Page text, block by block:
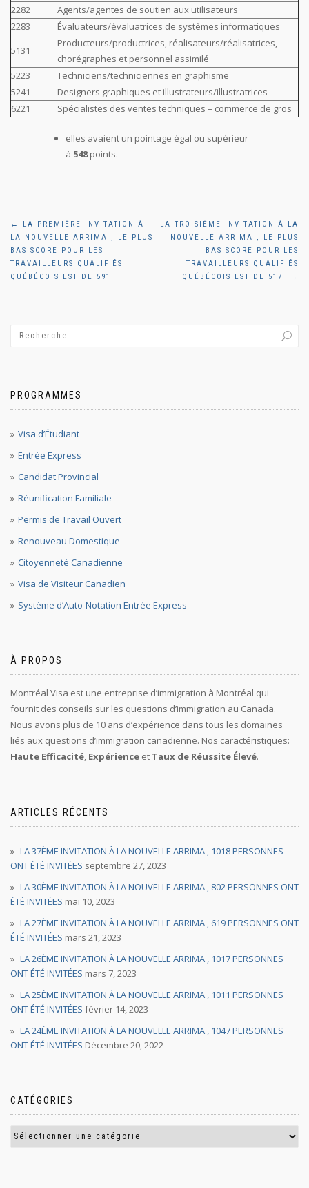
2282
Agents/agentes de soutien aux utilisateurs
2283
Évaluateurs/évaluatrices de systèmes informatiques
5131
Producteurs/productrices, réalisateurs/réalisatrices,
chorégraphes et personnel assimilé
5223
Techniciens/techniciennes en graphisme
5241
Designers graphiques et illustrateurs/illustratrices
6221
Spécialistes des ventes techniques – commerce de gros
elles avaient un pointage égal ou supérieur
à 548points.
Navigation
de
l'article
←
LA PREMIÈRE INVITATION À
LA NOUVELLE ARRIMA , LE PLUS
BAS SCORE POUR LES
TRAVAILLEURS QUALIFIÉS
QUÉBÉCOIS EST DE 591
LA TROISIÈME INVITATION À LA
NOUVELLE ARRIMA , LE PLUS
BAS SCORE POUR LES
TRAVAILLEURS QUALIFIÉS
QUÉBÉCOIS EST DE 517
→
PROGRAMMES
Visa d’Étudiant
Entrée Express
Candidat Provincial
Réunification Familiale
Permis de Travail Ouvert
Renouveau Domestique
Citoyenneté Canadienne
Visa de Visiteur Canadien
Système d’Auto-Notation Entrée Express
À PROPOS
Montréal Visa est une entreprise d’immigration à Montréal qui
fournit des conseils sur les questions d’immigration au Canada.
Nous avons plus de 10 ans d’expérience dans tous les domaines
liés aux questions d’immigration canadienne. Nos caractéristiques:
Haute Efficacité Expérience et Taux de Réussite Élevé.
ARTICLES RÉCENTS
LA 37ÈME INVITATION À LA NOUVELLE ARRIMA , 1018 PERSONNES
ONT ÉTÉ INVITÉES septembre 27, 2023
LA 30ÈME INVITATION À LA NOUVELLE ARRIMA , 802 PERSONNES ONT
ÉTÉ INVITÉES mai 10, 2023
LA 27ÈME INVITATION À LA NOUVELLE ARRIMA , 619 PERSONNES ONT
ÉTÉ INVITÉES mars 21, 2023
LA 26ÈME INVITATION À LA NOUVELLE ARRIMA , 1017 PERSONNES
ONT ÉTÉ INVITÉES mars 7, 2023
LA 25ÈME INVITATION À LA NOUVELLE ARRIMA , 1011 PERSONNES
ONT ÉTÉ INVITÉES février 14, 2023
LA 24ÈME INVITATION À LA NOUVELLE ARRIMA , 1047 PERSONNES
ONT ÉTÉ INVITÉES Décembre 20, 2022
CATÉGORIES